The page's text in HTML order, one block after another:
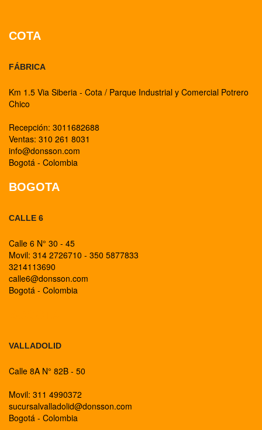
COTA
FÁBRICA
Km 1.5 Via Siberia - Cota / Parque Industrial y Comercial Potrero
Chico
Recepción: 3011682688
Ventas: 310 261 8031
info@donsson.com
Bogotá - Colombia
BOGOTA
CALLE 6
Calle 6 N° 30 - 45
Movil: 314 2726710 - 350 5877833
3214113690
calle6@donsson.com
Bogotá - Colombia
VALLADOLID
Calle 8A N° 82B - 50
Movil: 311 4990372
sucursalvalladolid@donsson.com
Bogotá - Colombia